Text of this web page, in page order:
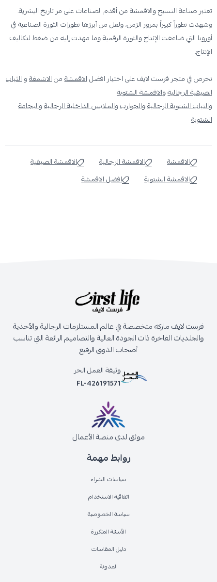
تعتبر صناعة النسيج والاقمشة من أقدم الصناعات على مر تاريخ البشرية.
وشهدت تطوراً كبيراً بمرور الزمن، ولعل من أبرزها تطورات الثورة الصناعية في
أوروبا التي ضاعفت الإنتاج والثورة الرقمية وما مهدت إليه من ضغط لتكاليف
الإنتاج.
نحرص في متجر فرست لايف على اختيار افضلالاقمشةمنالاشمغةوالثياب
الصيفية الرجاليةوالاقمشة الشتوية
والثياب الشتوية الرجاليةوالجواربوالملابس الداخلية الرجاليةوالبجامة
الشتوية
الاقمشة الاقمشة الرجالية
الاقمشة الصيفية
الاقمشة الشتوية
افضل الاقمشة
روابط مهمة
سياسات الشراء
اتفاقية الاستخدام
سياسة الخصوصية
الأسئلة المتكررة
دليل المقاسات
المدونة
فرست لايف ماركه متخصصة في عالم المستلزمات الرجالية والأحذية
والجلديات الفاخرة ذات الجودة العالية والتصاميم الرائعة التي تناسب
أصحاب الذوق الرفيع
وثيقة العمل الحر
FL-426191571
موثق لدى منصة الأعمال